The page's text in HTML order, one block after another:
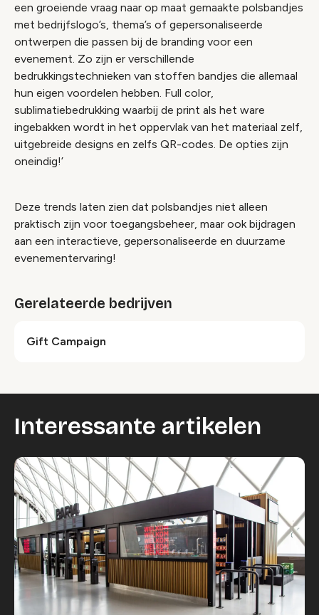
een groeiende vraag naar op maat gemaakte polsbandjes
met bedrijfslogo’s, thema’s of gepersonaliseerde
ontwerpen die passen bij de branding voor een
evenement. Zo zijn er verschillende
bedrukkingstechnieken van stoffen bandjes die allemaal
hun eigen voordelen hebben. Full color,
sublimatiebedrukking waarbij de print als het ware
ingebakken wordt in het oppervlak van het materiaal zelf,
uitgebreide designs en zelfs QR-codes. De opties zijn
oneindig!’
Deze trends laten zien dat polsbandjes niet alleen
praktisch zijn voor toegangsbeheer, maar ook bijdragen
aan een interactieve, gepersonaliseerde en duurzame
evenementervaring!
Gerelateerde bedrijven
Gift Campaign
Interessante artikelen